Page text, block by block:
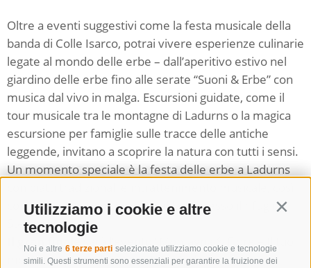
Utilizziamo i cookie e altre
tecnologie
Noi e altre 6 terze parti selezionate utilizziamo cookie e tecnologie
simili. Questi strumenti sono essenziali per garantire la fruizione dei
Oltre a eventi suggestivi come la festa musicale della
banda di Colle Isarco, potrai vivere esperienze culinarie
legate al mondo delle erbe – dall’aperitivo estivo nel
giardino delle erbe fino alle serate “Suoni & Erbe” con
musica dal vivo in malga. Escursioni guidate, come il
tour musicale tra le montagne di Ladurns o la magica
escursione per famiglie sulle tracce delle antiche
leggende, invitano a scoprire la natura con tutti i sensi.
Un momento speciale è la festa delle erbe a Ladurns
come il suggestivo concerto al lago presso il rifugio
Stella Alpina.
Il gran finalesarà l’evento “Montagna & Fiore – Il tuo
momento più bello in montagna”, dove verranno